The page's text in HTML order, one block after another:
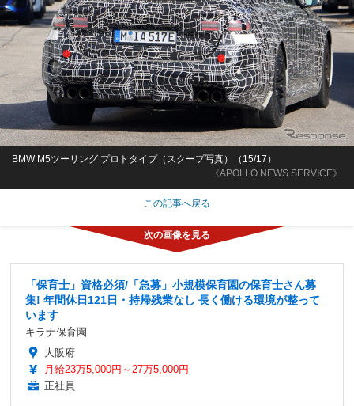
《APOLLO NEWS SERVICE》
BMW M5ツーリング プロトタイプ（スクープ写真）（15/17）
この記事へ戻る
「保育士」資格必須/「急募」小規模保育園の保育士さん募
集! 年間休日121日・持帰残業なし 長く働ける環境が整って
います
キラナ保育園
大阪府
月給23万5,000円～27万5,000円
正社員